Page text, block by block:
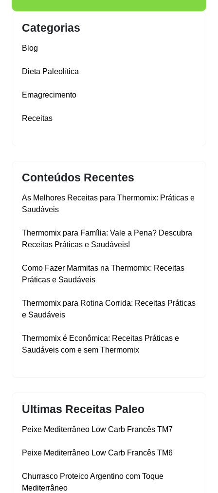
Categorias
Blog
Dieta Paleolítica
Emagrecimento
Receitas
Conteúdos Recentes
As Melhores Receitas para Thermomix: Práticas e
Saudáveis
Thermomix para Família: Vale a Pena? Descubra
Receitas Práticas e Saudáveis!
Como Fazer Marmitas na Thermomix: Receitas
Práticas e Saudáveis
Thermomix para Rotina Corrida: Receitas Práticas
e Saudáveis
Thermomix é Econômica: Receitas Práticas e
Saudáveis com e sem Thermomix
Ultimas Receitas Paleo
Peixe Mediterrâneo Low Carb Francês TM7
Peixe Mediterrâneo Low Carb Francês TM6
Churrasco Proteico Argentino com Toque
Mediterrâneo